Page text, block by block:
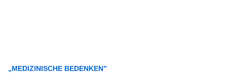
„MEDIZINISCHE BEDENKEN”